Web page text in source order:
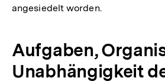
angesiedelt worden.
Aufgaben,
Unabhängigkeit